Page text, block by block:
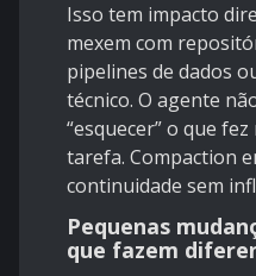
Isso tem impacto
mexem com
pipelines de dados
técnico. O agente
“esquecer” o que
tarefa. Compaction
continuidade sem
Pequenas
que fazem